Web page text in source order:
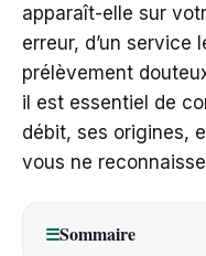
apparaît-elle sur
erreur, d’un service
prélèvement
il est essentiel de
débit, ses origines,
vous ne
☰Sommaire